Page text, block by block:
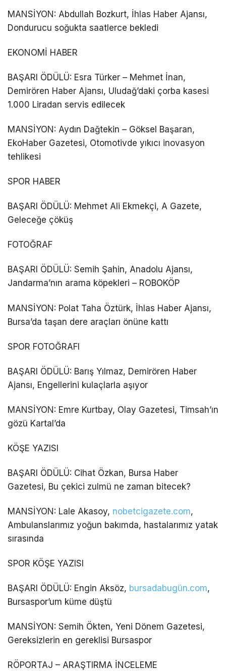
MANSİYON: Abdullah Bozkurt, İhlas Haber Ajansı,
Dondurucu soğukta saatlerce bekledi
EKONOMİ HABER
BAŞARI ÖDÜLÜ: Esra Türker – Mehmet İnan,
Demirören Haber Ajansı, Uludağ’daki çorba kasesi
1.000 Liradan servis edilecek
MANSİYON: Aydın Dağtekin – Göksel Başaran,
EkoHaber Gazetesi, Otomotivde yıkıcı inovasyon
tehlikesi
SPOR HABER
BAŞARI ÖDÜLÜ: Mehmet Ali Ekmekçi, A Gazete,
Geleceğe çöküş
FOTOĞRAF
BAŞARI ÖDÜLÜ: Semih Şahin, Anadolu Ajansı,
Jandarma’nın arama köpekleri – ROBOKÖP
MANSİYON: Polat Taha Öztürk, İhlas Haber Ajansı,
Bursa’da taşan dere araçları önüne kattı
SPOR FOTOĞRAFI
BAŞARI ÖDÜLÜ: Barış Yılmaz, Demirören Haber
Ajansı, Engellerini kulaçlarla aşıyor
MANSİYON: Emre Kurtbay, Olay Gazetesi, Timsah’ın
gözü Kartal’da
KÖŞE YAZISI
BAŞARI ÖDÜLÜ: Cihat Özkan, Bursa Haber
Gazetesi, Bu çekici zulmü ne zaman bitecek?
MANSİYON: Lale Akasoy, nobetcigazete.com,
Ambulanslarımız yoğun bakımda, hastalarımız yatak
sırasında
SPOR KÖŞE YAZISI
BAŞARI ÖDÜLÜ: Engin Aksöz, bursadabugün.com,
Bursaspor’um küme düştü
MANSİYON: Semih Ökten, Yeni Dönem Gazetesi,
Gereksizlerin en gereklisi Bursaspor
RÖPORTAJ – ARAŞTIRMA İNCELEME